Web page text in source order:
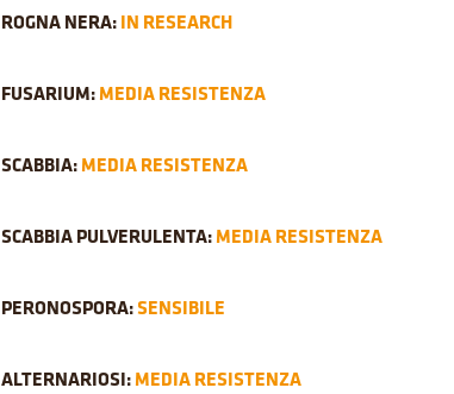
ROGNA NERA:IN RESEARCH
FUSARIUM:MEDIA RESISTENZA
SCABBIA:MEDIA RESISTENZA
SCABBIA PULVERULENTA:MEDIA RESISTENZA
PERONOSPORA:SENSIBILE
ALTERNARIOSI:MEDIA RESISTENZA